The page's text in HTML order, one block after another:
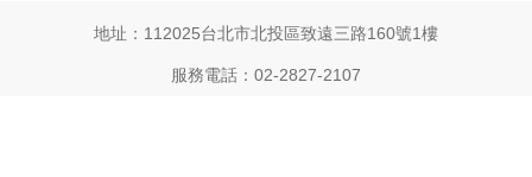
地址：112025台北市北投區致遠三路160號1樓
服務電話：02-2827-2107